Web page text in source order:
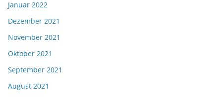
Januar 2022
Dezember 2021
November 2021
Oktober 2021
September 2021
August 2021